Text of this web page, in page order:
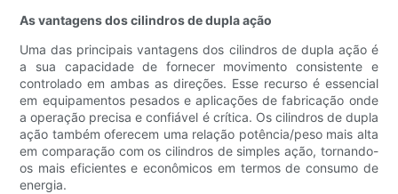
As vantagens dos cilindros de dupla ação
Uma das principais vantagens dos cilindros de dupla ação é
a sua capacidade de fornecer movimento consistente e
controlado em ambas as direções. Esse recurso é essencial
em equipamentos pesados ​​e aplicações de fabricação onde
a operação precisa e confiável é crítica. Os cilindros de dupla
ação também oferecem uma relação potência/peso mais alta
em comparação com os cilindros de simples ação, tornando-
os mais eficientes e econômicos em termos de consumo de
energia.